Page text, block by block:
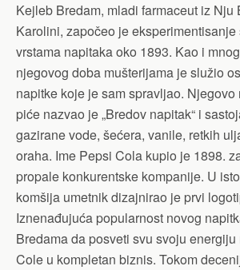
Kejleb Bredam, mladi farmaceut iz Nju
Karolini, započeo je
vrstama napitaka oko 1893. Kao i
njegovog doba mušterijama je služio
napitke koje je sam spravljao.
piće nazvao je „Bredov napitak“ i
gazirane vode, šećera, vanile, retkih
oraha. Ime Pepsi Cola kupio je 1898.
propale konkurentske kompanije. U
komšija umetnik dizajnirao je prvi
Iznenađujuća popularnost novog
Bredama da posveti svu svoju
Cole u kompletan biznis. Tokom